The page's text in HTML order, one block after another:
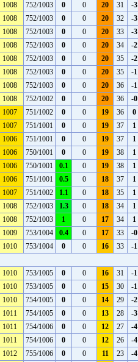
1008 752/1003 0 0 20 31 -3
1008 752/1003 0 0 20 32 -3
1008 752/1003 0 0 20 33 -3
1008 752/1003 0 0 20 34 -2
1008 752/1003 0 0 20 35 -2
1008 752/1003 0 0 20 35 -1
1008 752/1003 0 0 20 36 -1
1008 752/1002 0 0 20 36 -0
1007 751/1002 0 0 19 36 0
1007 751/1001 0 0 19 37 1
1006 751/1001 0 0 19 37 1
1006 750/1001 0 0 19 38 1
1006 750/1001 0.1 0 19 38 1
1006 751/1001 0.5 0 18 37 1
1007 751/1002 1.1 0 18 35 1
1008 752/1003 1.3 0 18 34 1
1008 752/1003 1 0 17 34 1
1009 753/1004 0.4 0 17 33 -0
1010 753/1004 0 0 16 33 -1
1010 753/1005 0 0 16 31 -1
1010 753/1005 0 0 15 30 -1
1010 754/1005 0 0 14 29 -2
1011 754/1005 0 0 13 28 -3
1011 754/1006 0 0 12 27 -4
1011 754/1006 0 0 12 26 -4
1012 755/1006 0 0 11 23 -4